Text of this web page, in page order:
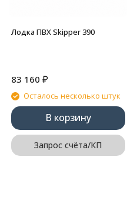
Лодка ПВХ Skipper 390
83 160 ₽
Осталось несколько штук
В корзину
Запрос счёта/КП